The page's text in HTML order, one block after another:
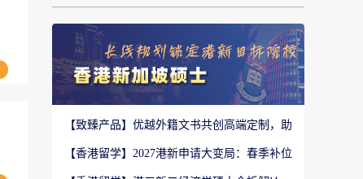
【致臻产品】优越外籍文书共创高端定制，助
【香港留学】2027港新申请大变局：春季补位